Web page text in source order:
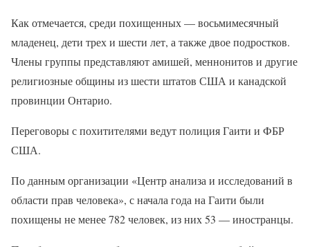
Как отмечается, среди похищенных — восьмимесячный
младенец, дети трех и шести лет, а также двое подростков.
Члены группы представляют амишей, меннонитов и другие
религиозные общины из шести штатов США и канадской
провинции Онтарио.
Переговоры с похитителями ведут полиция Гаити и ФБР
США.
По данным организации «Центр анализа и исследований в
области прав человека», с начала года на Гаити были
похищены не менее 782 человек, из них 53 — иностранцы.